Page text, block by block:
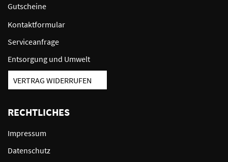
Gutscheine
Kontaktformular
Serviceanfrage
Entsorgung und Umwelt
VERTRAG WIDERRUFEN
RECHTLICHES
Impressum
Datenschutz